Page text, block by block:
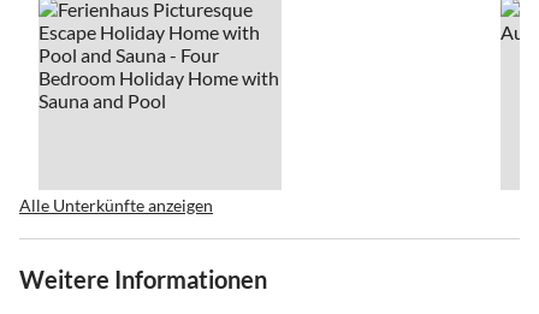
Alle Unterkünfte anzeigen
Weitere Informationen